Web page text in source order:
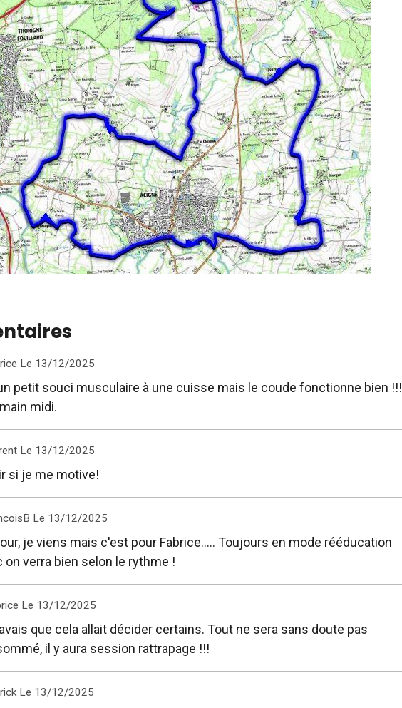
Le 13/12/2025
petit souci musculaire à une cuisse mais le coude fonctionne bien !!!
midi.
Le 13/12/2025
si je me motive!
Le 13/12/2025
je viens mais c'est pour Fabrice..... Toujours en mode rééducation
on verra bien selon le rythme !
Le 13/12/2025
que cela allait décider certains. Tout ne sera sans doute pas
il y aura session rattrapage !!!
Le 13/12/2025